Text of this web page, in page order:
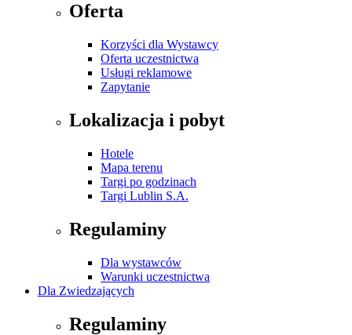
Oferta
Korzyści dla Wystawcy
Oferta uczestnictwa
Usługi reklamowe
Zapytanie
Lokalizacja i pobyt
Hotele
Mapa terenu
Targi po godzinach
Targi Lublin S.A.
Regulaminy
Dla wystawców
Warunki uczestnictwa
Dla Zwiedzających
Regulaminy